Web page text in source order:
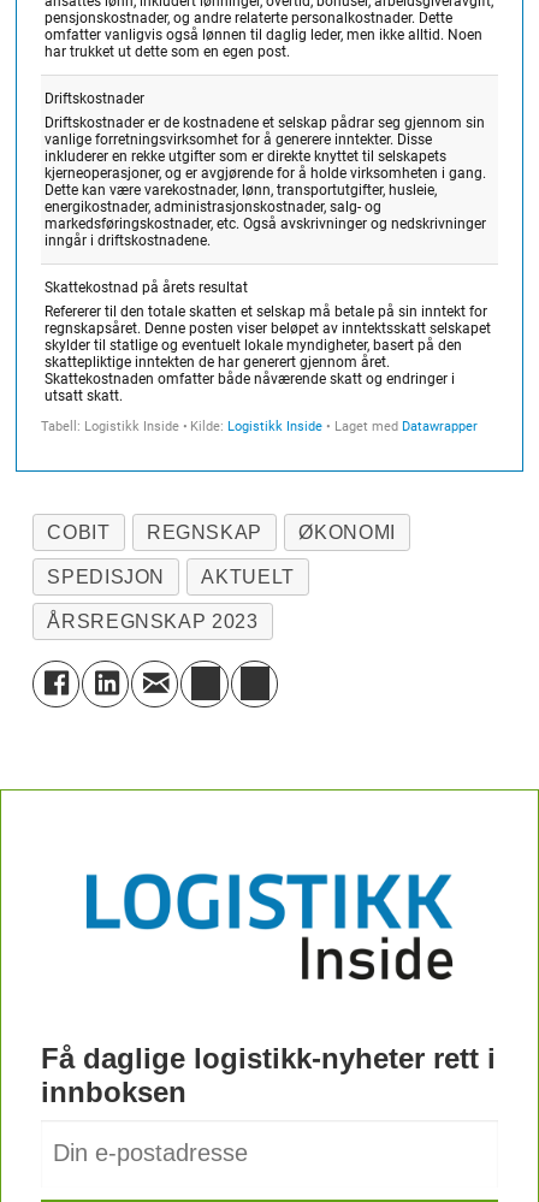
COBIT REGNSKAP ØKONOMI
SPEDISJON AKTUELT
ÅRSREGNSKAP 2023
Få daglige logistikk-nyheter rett i
innboksen